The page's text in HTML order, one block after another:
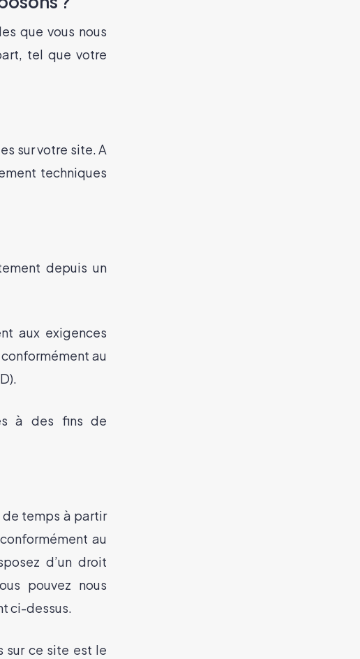
que vous nous
tel que votre
sur votre site. A
techniques
depuis un
aux exigences
au
à des fins de
de temps à partir
au
d’un droit
pouvez nous
ci-dessus.
sur ce site est le